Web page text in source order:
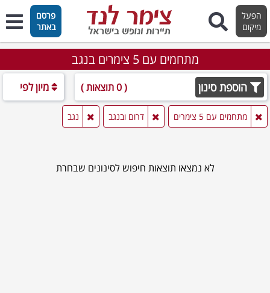
הפעל
מיקום
פרסם
באתר
מתחמים עם 5 צימרים בנגב
הוספת סינון ( 0 תוצאות ) מיון לפי
מתחמים עם 5 צימרים דרום ובנגב נגב
לא נמצאו תוצאות חיפוש לסינונים שבחרת